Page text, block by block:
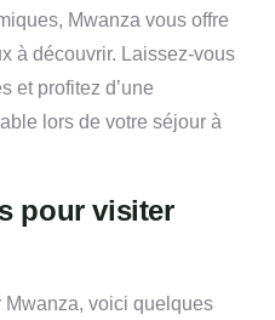
Mwanza vous offre
à découvrir. Laissez-vous
et profitez d’une
lors de votre séjour à
pour visiter
voici quelques